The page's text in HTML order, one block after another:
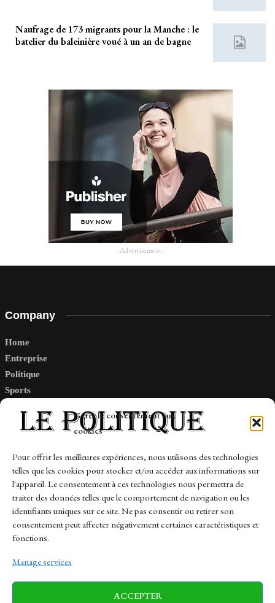
Gérer le consentement aux
cookies
Pour offrir les meilleures expériences, nous utilisons des technologies
telles que les cookies pour stocker et/ou accéder aux informations sur
l'appareil. Le consentement à ces technologies nous permettra de
traiter des données telles que le comportement de navigation ou les
identifiants uniques sur ce site. Ne pas consentir ou retirer son
consentement peut affecter négativement certaines caractéristiques et
fonctions.
Manage services
ACCEPTER
Naufrage de 173 migrants pour la Manche : le
batelier du baleinière voué à un an de bagne
- Advertisement -
Company
Home
Entreprise
Politique
Sports
Links
Contact
Sitemap
News Finance-Marches Politics